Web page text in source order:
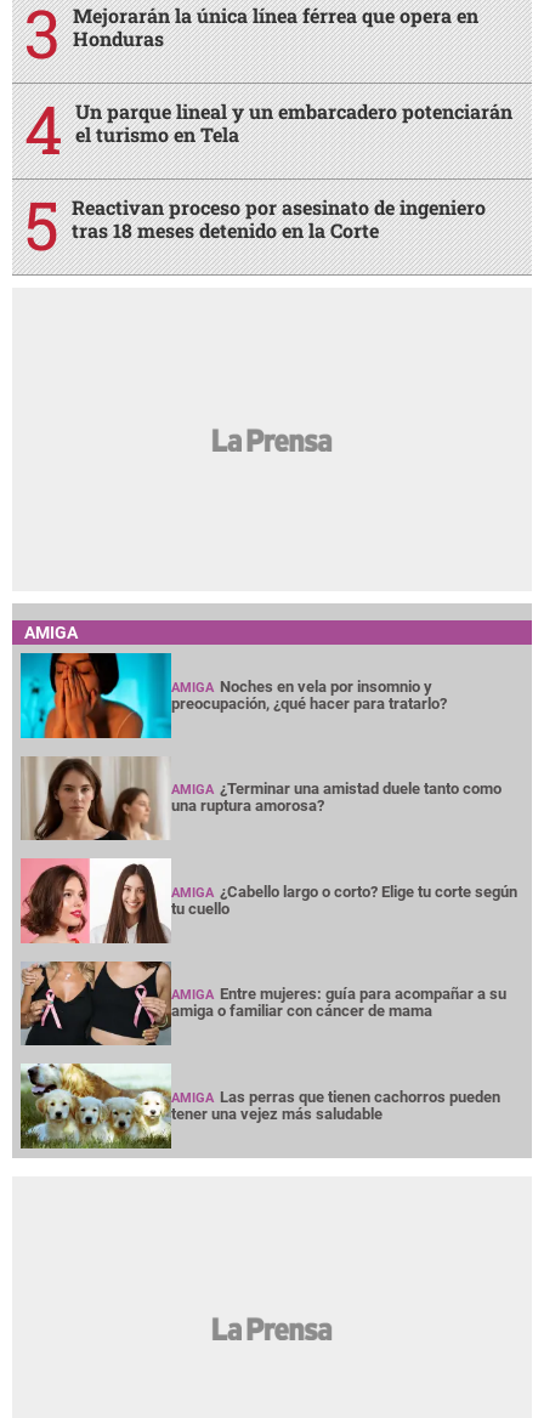
Mejorarán la única línea férrea que opera en
Honduras
Un parque lineal y un embarcadero potenciarán
el turismo en Tela
Reactivan proceso por asesinato de ingeniero
tras 18 meses detenido en la Corte
AMIGA
AMIGA Noches en vela por insomnio y
preocupación, ¿qué hacer para tratarlo?
AMIGA ¿Terminar una amistad duele tanto como
una ruptura amorosa?
AMIGA ¿Cabello largo o corto? Elige tu corte según
tu cuello
AMIGA Entre mujeres: guía para acompañar a su
amiga o familiar con cáncer de mama
AMIGA Las perras que tienen cachorros pueden
tener una vejez más saludable